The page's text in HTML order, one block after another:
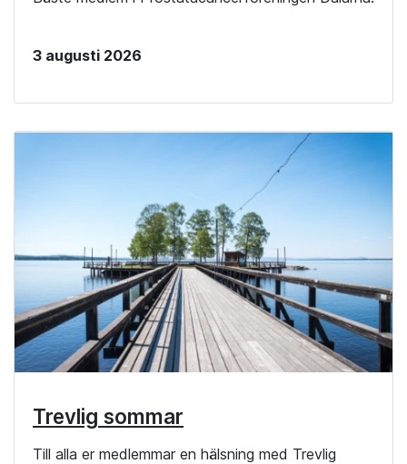
3 augusti 2026
Trevlig sommar
Till alla er medlemmar en hälsning med Trevlig